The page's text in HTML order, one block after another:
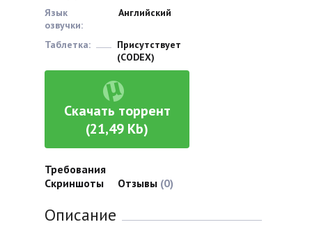
Язык
озвучки:
Английский
Таблетка:
Присутствует
(CODEX)
Скачать торрент
(21,49 Kb)
Требования
Скриншоты
Отзывы (0)
Описание